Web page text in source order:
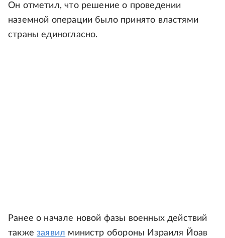
Он отметил, что решение о проведении
наземной операции было принято властями
страны единогласно.
Ранее о начале новой фазы военных действий
такжезаявил министр обороны Израиля Йоав